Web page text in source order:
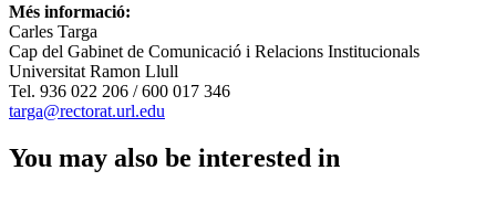
Més informació:
Carles Targa
Cap del Gabinet de Comunicació i Relacions Institucionals
Universitat Ramon Llull
Tel. 936 022 206 / 600 017 346
targa@rectorat.url.edu
You may also be interested in